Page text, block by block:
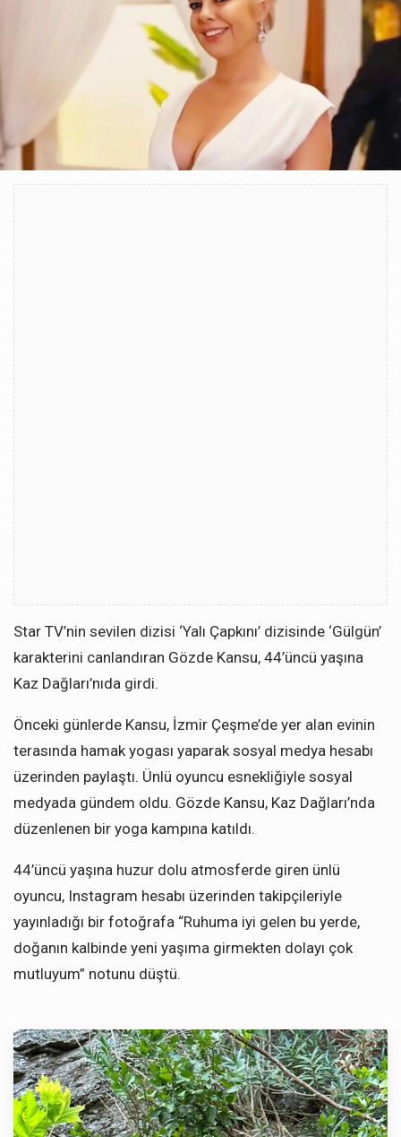
Star TV’nin sevilen dizisi ‘Yalı Çapkını’ dizisinde ‘Gülgün’
karakterini canlandıran Gözde Kansu, 44’üncü yaşına
Kaz Dağları’nıda girdi.
Önceki günlerde Kansu, İzmir Çeşme’de yer alan evinin
terasında hamak yogası yaparak sosyal medya hesabı
üzerinden paylaştı. Ünlü oyuncu esnekliğiyle sosyal
medyada gündem oldu. Gözde Kansu, Kaz Dağları’nda
düzenlenen bir yoga kampına katıldı.
44’üncü yaşına huzur dolu atmosferde giren ünlü
oyuncu, Instagram hesabı üzerinden takipçileriyle
yayınladığı bir fotoğrafa “Ruhuma iyi gelen bu yerde,
doğanın kalbinde yeni yaşıma girmekten dolayı çok
mutluyum” notunu düştü.